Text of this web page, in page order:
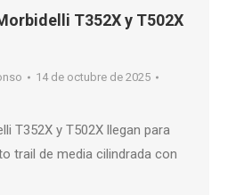
T352X y T502X
14 de octubre de 2025
T352X y T502X llegan para
trail de media cilindrada con